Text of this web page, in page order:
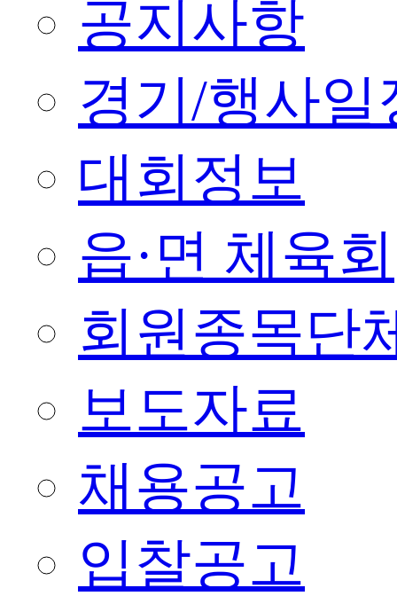
공지사항
경기/행사일
대회정보
읍·면 체육회
회원종목단
보도자료
채용공고
입찰공고